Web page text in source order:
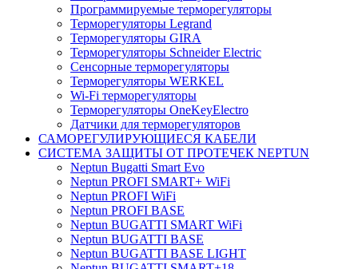
Программируемые терморегуляторы
Терморегуляторы Legrand
Терморегуляторы GIRA
Терморегуляторы Schneider Electric
Сенсорные терморегуляторы
Терморегуляторы WERKEL
Wi-Fi терморегуляторы
Терморегуляторы OneKeyElectro
Датчики для терморегуляторов
САМОРЕГУЛИРУЮЩИЕСЯ КАБЕЛИ
СИСТЕМА ЗАЩИТЫ ОТ ПРОТЕЧЕК NEPTUN
Neptun Bugatti Smart Evo
Neptun PROFI SMART+ WiFi
Neptun PROFI WiFi
Neptun PROFI BASE
Neptun BUGATTI SMART WiFi
Neptun BUGATTI BASE
Neptun BUGATTI BASE LIGHT